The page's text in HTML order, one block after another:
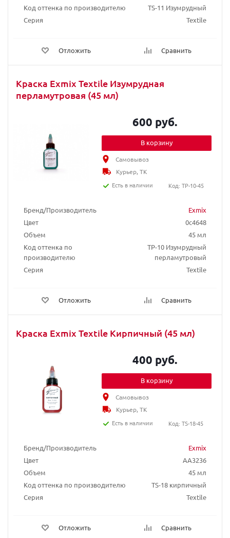
Код оттенка по производителю
TS-11 Изумрудный
Серия
Textile
Отложить Сравнить
Краска Exmix Textile Изумрудная
перламутровая (45 мл)
Бренд/Производитель
Exmix
Цвет
0c4648
Объем
45 мл
Код оттенка по
производителю
TP-10 Изумрудный
перламутровый
Серия
Textile
Отложить Сравнить
600 руб.
В корзину
Самовывоз
Курьер, ТК
Есть в наличии
Код: TP-10-45
Краска Exmix Textile Кирпичный (45 мл)
Бренд/Производитель
Exmix
Цвет
AA3236
Объем
45 мл
Код оттенка по производителю
TS-18 кирпичный
Серия
Textile
Отложить Сравнить
400 руб.
В корзину
Самовывоз
Курьер, ТК
Есть в наличии
Код: TS-18-45